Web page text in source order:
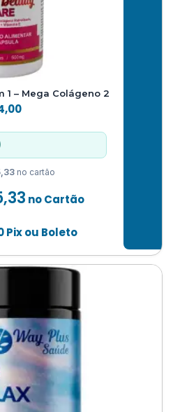
1 – Mega Colágeno 2
no cartão
no Cartão
Pix ou Boleto